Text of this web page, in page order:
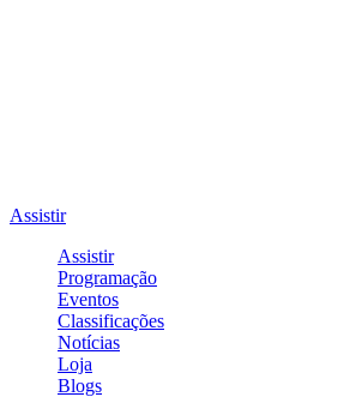
Assistir
Assistir
Programação
Eventos
Classificações
Notícias
Loja
Blogs